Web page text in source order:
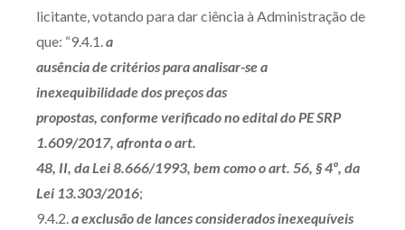
licitante, votando para dar ciência à Administração de
que: “9.4.1.a
ausência de critérios para analisar-se a
inexequibilidade dos preços das
propostas, conforme verificado no edital do PE SRP
1.609/2017, afronta o art.
48, II, da Lei 8.666/1993, bem como o art. 56, § 4º, da
Lei 13.303/2016;
9.4.2.a exclusão de lances considerados inexequíveis